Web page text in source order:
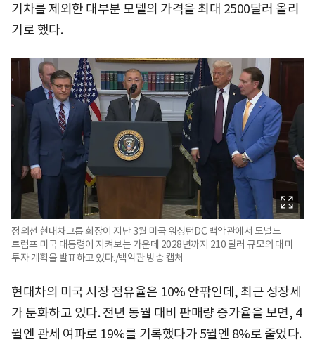
기차를 제외한 대부분 모델의 가격을 최대 2500달러 올리
기로 했다.
정의선 현대차그룹 회장이 지난 3월 미국 워싱턴DC 백악관에서 도널드
트럼프 미국 대통령이 지켜보는 가운데 2028년까지 210 달러 규모의 대미
투자 계획을 발표하고 있다./백악관 방송 캡처
현대차의 미국 시장 점유율은 10% 안팎인데, 최근 성장세
가 둔화하고 있다. 전년 동월 대비 판매량 증가율을 보면, 4
월엔 관세 여파로 19%를 기록했다가 5월엔 8%로 줄었다.